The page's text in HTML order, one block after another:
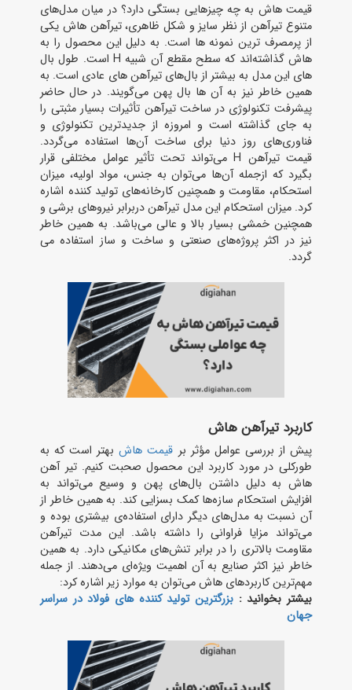
قیمت هاش به چه چیزهایی بستگی دارد؟ در میان مدل‌های
متنوع تیرآهن از نظر سایز و شکل ظاهری، تیرآهن هاش یکی
از پرمصرف ترین نمونه‌ ها است. به دلیل این محصول را به
هاش گذاشته‌اند که سطح مقطع آن شبیه H است. طول بال‌
های این مدل به بیشتر از بال‌های تیرآهن‌ های عادی است. به‌
همین خاطر نیز به آن‌ ها بال پهن می‌گویند. در حال حاضر
پیشرفت تکنولوژی در ساخت تیرآهن تأثیرات بسیار مثبتی را
به‌ جای گذاشته است و امروزه از جدیدترین تکنولوژی و
فناوری‌های روز دنیا برای ساخت آن‌ها استفاده می‌گردد.
قیمت تیرآهن H می‌تواند تحت تأثیر عوامل مختلفی قرار
بگیرد که ازجمله آن‌ها می‌توان به جنس، مواد اولیه، میزان
استحکام، مقاومت و همچنین کارخانه‌های تولید کننده اشاره
کرد. میزان استحکام این مدل تیرآهن دربرابر نیروهای برشی و
همچنین خمشی بسیار بالا و عالی می‌باشد. به‌ همین خاطر
نیز در اکثر پروژه‌های صنعتی و ساخت ‌و ساز استفاده می
گردد.
کاربرد تیرآهن هاش
پیش ‌از بررسی عوامل مؤثر بر قیمت هاشبهتر است که به
‌طورکلی در مورد کاربرد این محصول صحبت کنیم. تیر آهن
هاش به دلیل داشتن بال‌های پهن و وسیع می‌تواند به
افزایش استحکام سازه‌ها کمک بسزایی کند. به‌ همین خاطر از
آن نسبت ‌به مدل‌های دیگر دارای استفاده‌ی بیشتری بوده و
می‌تواند مزایا فراوانی را داشته باشد. این مدت تیرآهن
مقاومت بالاتری را در برابر تنش‌های مکانیکی دارد. به‌ همین
خاطر نیز اکثر صنایع به آن اهمیت ویژه‌ای می‌دهند. از جمله
مهم‌ترین کاربردهای هاش می‌توان به موارد زیر اشاره کرد:
بیشتر بخوانید :بزرگترین تولید کننده های فولاد در سراسر
جهان